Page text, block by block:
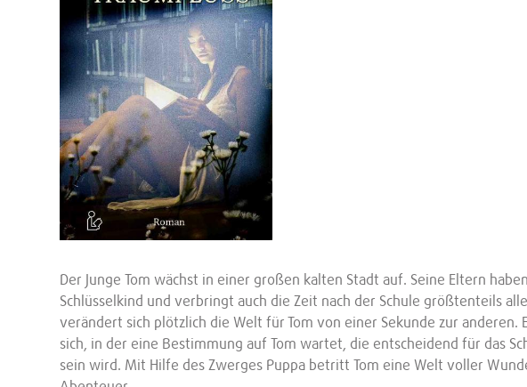
Der Junge Tom wächst in einer großen kalten Stadt auf. Seine Eltern
Schlüsselkind und verbringt auch die Zeit nach der Schule größtenteils
verändert sich plötzlich die Welt für Tom von einer Sekunde zur anderen.
sich, in der eine Bestimmung auf Tom wartet, die entscheidend für das
sein wird. Mit Hilfe des Zwerges Puppa betritt Tom eine Welt voller